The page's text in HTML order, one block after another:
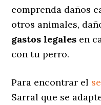
comprenda daños
otros animales,
gastos legales en
con tu perro.
Para encontrar el
Sarral que se